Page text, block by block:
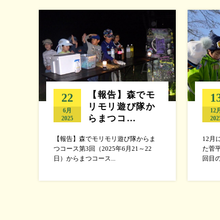
22
6月
2025
【報告】森でモ
リモリ遊び隊か
らまつコ…
【報告】森でモリモリ遊び隊からま
つコース第3回（2025年6月21～22
日）からまつコース...
12
12月
た菅
回目